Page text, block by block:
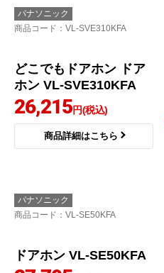
パナソニック
商品コード ：VL-SVE310KFA
どこでもドアホン ドア
ホン VL-SVE310KFA
商品詳細はこちら